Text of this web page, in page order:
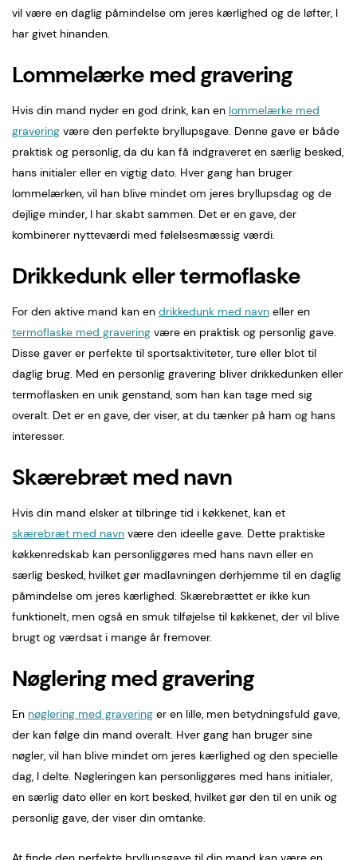
vil være en daglig påmindelse om jeres kærlighed og de løfter, I
har givet hinanden.
Lommelærke med gravering
Hvis din mand nyder en god drink, kan en lommelærke med
gravering være den perfekte bryllupsgave. Denne gave er både
praktisk og personlig, da du kan få indgraveret en særlig besked,
hans initialer eller en vigtig dato. Hver gang han bruger
lommelærken, vil han blive mindet om jeres bryllupsdag og de
dejlige minder, I har skabt sammen. Det er en gave, der
kombinerer nytteværdi med følelsesmæssig værdi.
Drikkedunk eller termoflaske
For den aktive mand kan en drikkedunk med navn eller en
termoflaske med gravering være en praktisk og personlig gave.
Disse gaver er perfekte til sportsaktiviteter, ture eller blot til
daglig brug. Med en personlig gravering bliver drikkedunken eller
termoflasken en unik genstand, som han kan tage med sig
overalt. Det er en gave, der viser, at du tænker på ham og hans
interesser.
Skærebræt med navn
Hvis din mand elsker at tilbringe tid i køkkenet, kan et
skærebræt med navn være den ideelle gave. Dette praktiske
køkkenredskab kan personliggøres med hans navn eller en
særlig besked, hvilket gør madlavningen derhjemme til en daglig
påmindelse om jeres kærlighed. Skærebrættet er ikke kun
funktionelt, men også en smuk tilføjelse til køkkenet, der vil blive
brugt og værdsat i mange år fremover.
Nøglering med gravering
En nøglering med gravering er en lille, men betydningsfuld gave,
der kan følge din mand overalt. Hver gang han bruger sine
nøgler, vil han blive mindet om jeres kærlighed og den specielle
dag, I delte. Nøgleringen kan personliggøres med hans initialer,
en særlig dato eller en kort besked, hvilket gør den til en unik og
personlig gave, der viser din omtanke.